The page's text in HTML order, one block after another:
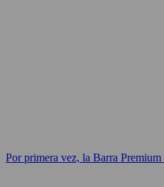
Por primera vez, la Barra Premium